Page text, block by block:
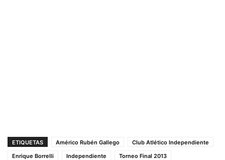
ETIQUETAS Américo Rubén Gallego
Club Atlético Independiente
Enrique Borrelli
Independiente Torneo Final 2013